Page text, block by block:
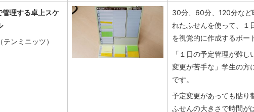
理する卓上スケ
テンミニッツ）
30分、60分、120分など
れたふせんを使って、１
を視覚的に作成するボー
「１日の予定管理が難し
変更が苦手な」学生の方
です。
予定変更があっても貼り
ふせんの大きさで時間が